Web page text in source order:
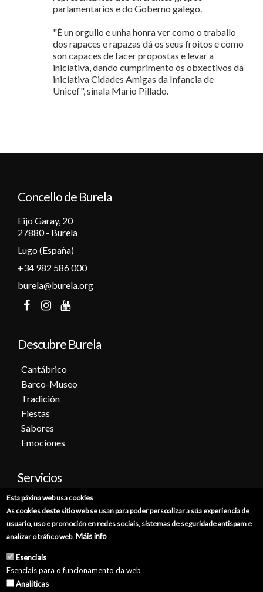
parlamentarios e do Goberno galego.
"É un orgullo e unha honra ver como o traballo
dos rapaces e rapazas dá os seus froitos e como
son capaces de facer propostas e levar a
iniciativa, dando cumprimento ós obxectivos da
iniciativa Cidades Amigas da Infancia de
Unicef", sinala Mario Pillado.
Concello de Burela
Eijo Garay, 20
27880 - Burela
Lugo (España)
+34 982 586 000
burela@burela.org
Descubre Burela
Cantábrico
Barco-Museo
Tradición
Fiestas
Sabores
Emociones
Servicios
Cita previa
Catálogo de trámites
Punto de información catastral
Punto Limpio
Esta páxina web usa cookies
As cookies deste sitio web se usan para poder persoalizar a súa experiencia de
usuario, uso e promoción en redes sociais, sistemas de seguridade antispam e
analizar o tráfico web. Máis info
Esenciais
Esenciais para o funcionamento da web
Analiticas